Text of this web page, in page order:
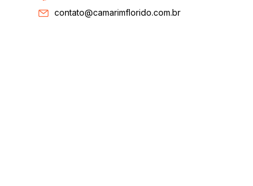
contato@camarimflorido.com.br